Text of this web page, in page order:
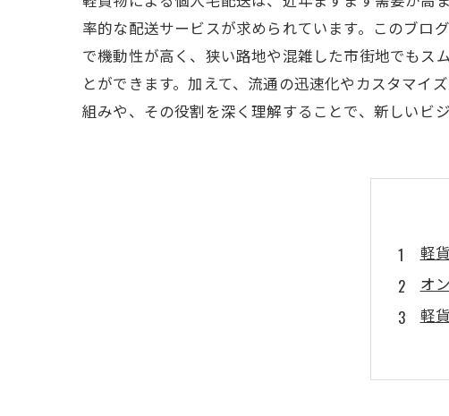
率的な配送サービスが求められています。このブロ
で機動性が高く、狭い路地や混雑した市街地でもス
とができます。加えて、流通の迅速化やカスタマイ
組みや、その役割を深く理解することで、新しいビ
軽
オ
軽
多